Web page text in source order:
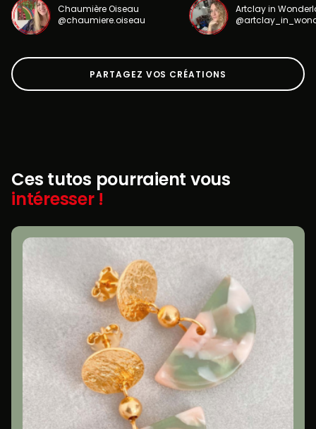
Chaumière Oiseau
@chaumiere.oiseau
Artclay in
PARTAGEZ VOS CRÉATIONS
Ces tutos pourraient vous
intéresser !